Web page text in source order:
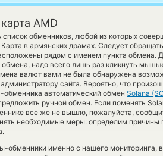
AMD
обменников, любой из которых
Карта в армянских драмах. Следует
рядом с именем пункта обмена.
надо всего лишь раз кликнуть
валют вами не была обнаружена
сайта. Вероятно, что
обменника автоматический обмен Solana
ручной обмен. Если поменять
все же не вышло, пожалуйста,
необходимые меры: определим причины
обменники именно с нашего мониторинга,